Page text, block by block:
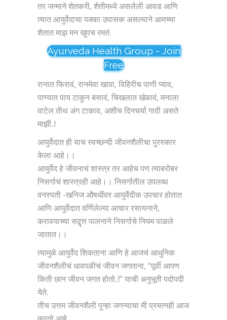
तर जन्माने शेतकरी, शेतीमध्ये असलेली आवड आणि
त्यात आयुर्वेदाचा पक्का उपासक असल्याने आमच्या
शेतात माझ मन खुपच रमतं.
Ayurveda Health Group - Join
Free
रानात फिरावं, रानमेवा खावा, विहिरीच पाणी प्याव,
पाण्यात पाय टाकुन बसावं, चिखलात खेळावं, मनाला
वाटेल तीथ अंग टाकाव, अशीच दिनचर्या गावी असते
माझी..!
आयुर्वेदात ही याच स्वच्छन्दी जीवनशैलीचा पुरस्कार
केला आहे।।
आयुर्वेद हे जीवनाचं शास्त्र तर आहेच पण त्याबरोबर
निसर्गाचं शास्त्रही आहे।। निसर्गातील उपलब्ध
वनस्पती -खनिज औषधींवर आयुर्वेदीक उपचार होतात
आणि आयुर्वेदात वर्णिलेल्या आचार रसायनाने,
करावयाच्या सद्वृत्त पालनाने निसर्गाचे नियम पाळले
जातात।।
त्यामुळे आयुर्वेद शिकताना आणि हे आजचं आधुनिक
जीवनशैलीचं धावपळीचं जीवन जगताना, “पूर्वी आपण
किती छान जीवन जगत होतो..!” याची अनुभूती पदोपदी
येते.
तीच उत्तम जीवनशैली पुन्हा जगन्याचा मी प्रयत्नही आज